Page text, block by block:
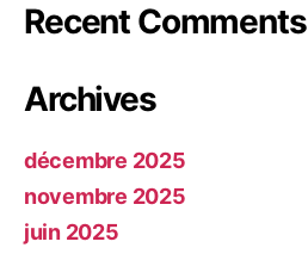
Recent Comments
Archives
décembre 2025
novembre 2025
juin 2025